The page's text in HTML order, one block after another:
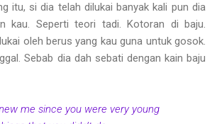
itu, si dia telah dilukai banyak kali pun dia
kau. Seperti teori tadi. Kotoran di baju.
oleh berus yang kau guna untuk gosok.
Sebab dia dah sebati dengan kain baju
me since you were very young